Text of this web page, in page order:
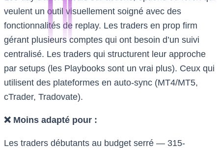
veulent un outil visuellement soigné avec des
fonctionnalités de replay. Les traders en prop firm
gérant plusieurs comptes qui ont besoin d’un suivi
centralisé. Les traders qui structurent leur approche
par setups (les Playbooks sont un vrai plus). Ceux qui
utilisent des plateformes en auto-sync (MT4/MT5,
cTrader, Tradovate).
❌ Moins adapté pour :
Les traders débutants au budget serré — 315-